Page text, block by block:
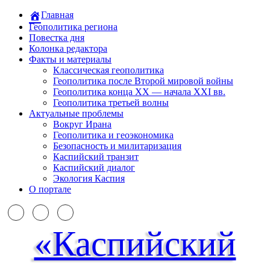
Главная
Геополитика региона
Повестка дня
Колонка редактора
Факты и материалы
Классическая геополитика
Геополитика после Второй мировой войны
Геополитика конца XX — начала XXI вв.
Геополитика третьей волны
Актуальные проблемы
Вокруг Ирана
Геополитика и геоэкономика
Безопасность и милитаризация
Каспийский транзит
Каспийский диалог
Экология Каспия
О портале
«Каспийский